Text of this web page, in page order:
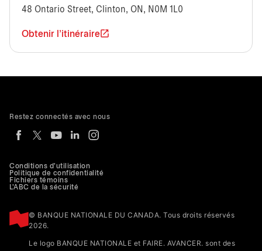
48 Ontario Street, Clinton, ON, N0M 1L0
Obtenir l'itinéraire
Conditions d'utilisation
Politique de confidentialité
Fichiers témoins
L'ABC de la sécurité
© BANQUE NATIONALE DU CANADA. Tous droits réservés
2026.
Le logo BANQUE NATIONALE et FAIRE. AVANCER. sont des
Restez connectés avec nous